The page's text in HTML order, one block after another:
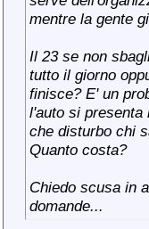
mentre la gente
Il 23 se non
tutto il giorno
finisce? E' un
l'auto si presenta
che disturbo chi
Quanto costa?
Chiedo scusa in
domande...